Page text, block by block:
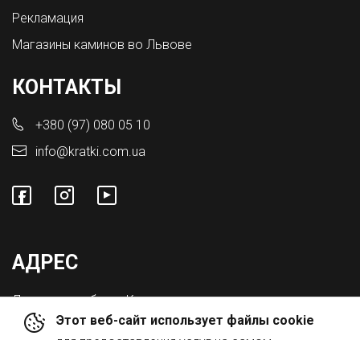
Этот веб-сайт использует файлы cookie
Рекламация
Магазины каминов во Львове
КОНТАКТЫ
+380 (97) 080 05 10
info@kratki.com.ua
АДРЕС
Львовская обл., с. Конопниця,
ул. Городоцкая 8а